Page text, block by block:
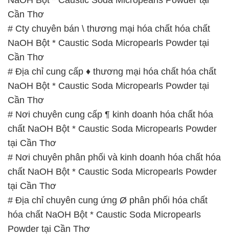
Cần Thơ
# Cty chuyên bán \ thương mại hóa chất hóa chất
NaOH Bột * Caustic Soda Micropearls Powder tại
Cần Thơ
# Địa chỉ cung cấp ♦ thương mại hóa chất hóa chất
NaOH Bột * Caustic Soda Micropearls Powder tại
Cần Thơ
# Nơi chuyên cung cấp ¶ kinh doanh hóa chất hóa
chất NaOH Bột * Caustic Soda Micropearls Powder
tại Cần Thơ
# Nơi chuyên phân phối và kinh doanh hóa chất hóa
chất NaOH Bột * Caustic Soda Micropearls Powder
tại Cần Thơ
# Địa chỉ chuyên cung ứng Ø phân phối hóa chất
hóa chất NaOH Bột * Caustic Soda Micropearls
Powder tại Cần Thơ